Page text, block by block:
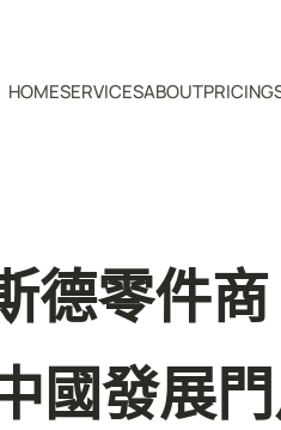
HOMESERVICESABOUT
德零件
國發展